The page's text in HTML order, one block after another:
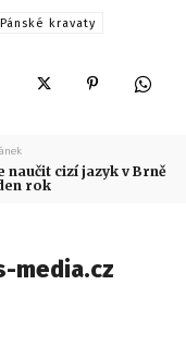
Pánské kravaty
naučit cizí jazyk v Brně
rok
media.cz